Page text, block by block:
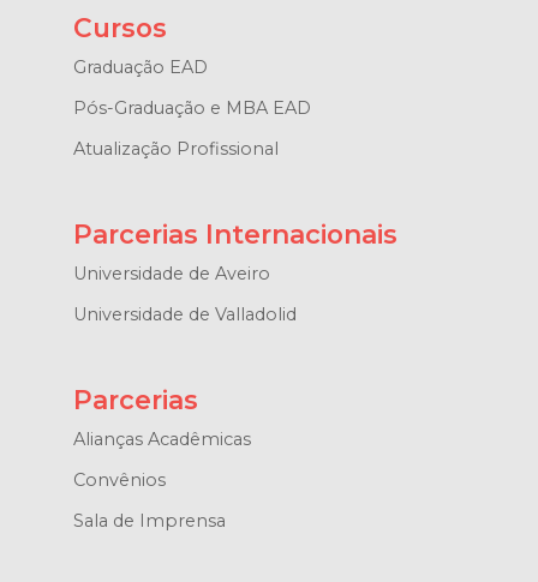
Cursos
Graduação EAD
Pós-Graduação e MBA EAD
Atualização Profissional
Parcerias Internacionais
Universidade de Aveiro
Universidade de Valladolid
Parcerias
Alianças Acadêmicas
Convênios
Sala de Imprensa